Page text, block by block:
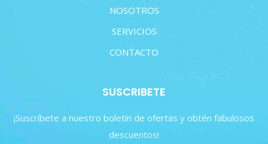
NOSOTROS
SERVICIOS
CONTACTO
SUSCRIBETE
¡Suscríbete a nuestro boletín de ofertas y obtén fabulosos
descuentos!